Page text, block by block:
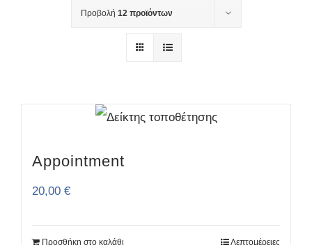
Προβολή 12 προϊόντων
Appointment
20,00 €
Προσθήκη στο καλάθι Λεπτομέρειες